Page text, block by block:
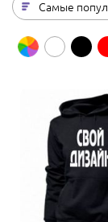
Самые